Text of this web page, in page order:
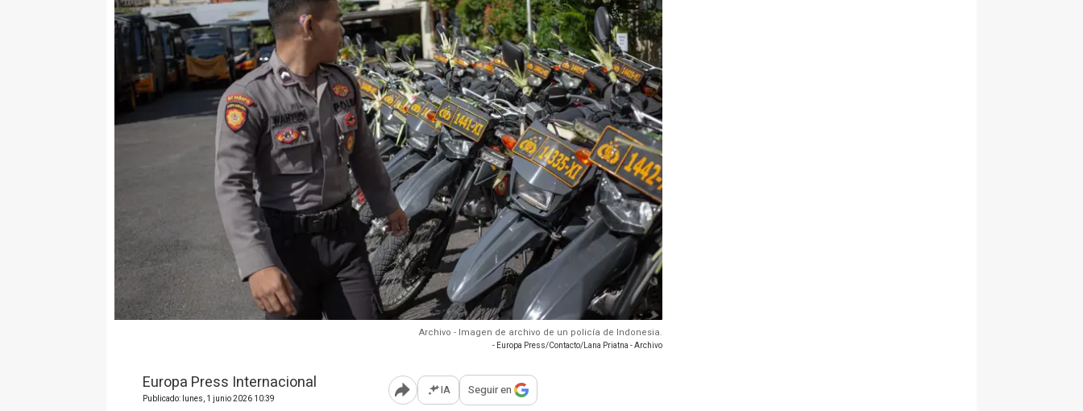
Archivo - Imagen de archivo de un policía de Indonesia.
- Europa Press/Contacto/Lana Priatna - Archivo
Europa Press Internacional
Publicado: lunes, 1 junio 2026 10:39 Abrir opciones para compartir
IA Seguir en